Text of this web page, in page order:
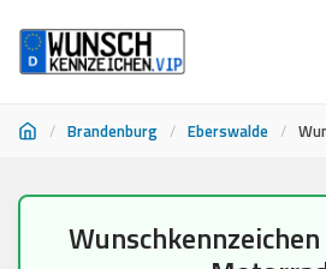
/ Brandenburg / Eberswalde /